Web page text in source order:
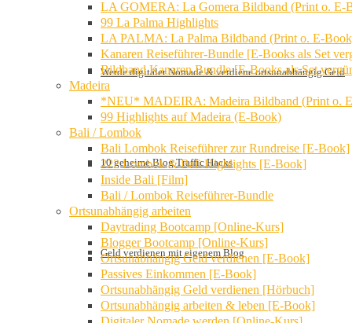
Werde digitaler Nomade & verdiene ortsunabhängig Geld
10 geheime Blog Traffic Hacks
Geld verdienen mit eigenem Blog
LA GOMERA: La Gomera Bildband (Print o. E-
99 La Palma Highlights
LA PALMA: La Palma Bildband (Print o. E-
Kanaren Reiseführer-Bundle [E-Books als Set
Bildband Kanaren Bundle [E-Books als Set
Madeira
*NEU* MADEIRA: Madeira Bildband (Print o.
99 Highlights auf Madeira (E-Book)
Bali / Lombok
Bali Lombok Reiseführer zur Rundreise [E-Book]
222 Lombok & Bali Highlights [E-Book]
Inside Bali [Film]
Bali / Lombok Reiseführer-Bundle
Ortsunabhängig arbeiten
Daytrading Bootcamp [Online-Kurs]
Blogger Bootcamp [Online-Kurs]
Ortsunabhängig Geld verdienen [E-Book]
Passives Einkommen [E-Book]
Ortsunabhängig Geld verdienen [Hörbuch]
Ortsunabhängig arbeiten & leben [E-Book]